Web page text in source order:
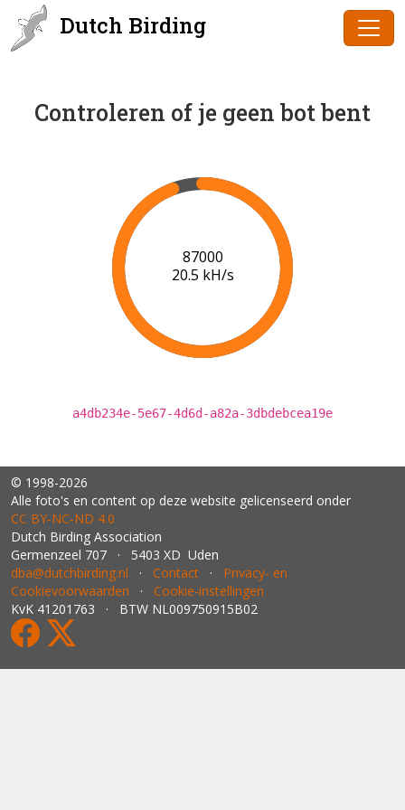
Dutch Birding
Controleren of je geen bot bent
89000
20.6 kH/s
a4db234e-5e67-4d6d-a82a-3dbdebcea19e
© 1998-2026
Alle foto's en content op deze website gelicenseerd onder
CC BY‑NC‑ND 4.0
Dutch Birding Association
Germenzeel 707 · 5403 XD Uden
dba@dutchbirding.nl · Contact · Privacy- en
Cookievoorwaarden · Cookie-instellingen
KvK 41201763 · BTW NL009750915B02